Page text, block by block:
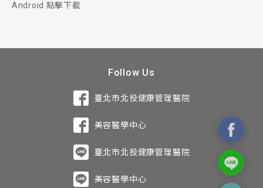
Android 點擊下載
Follow Us
臺北市北投健康管理醫院
美容醫學中心
臺北市北投健康管理醫院
美容醫學中心